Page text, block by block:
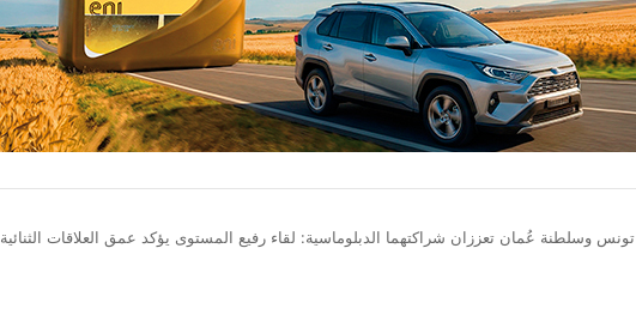
تونس وسلطنة عُمان تعززان شراكتهما الدبلوماسية: لقاء رفيع المستوى يؤكد عمق العلاقات الثنائية